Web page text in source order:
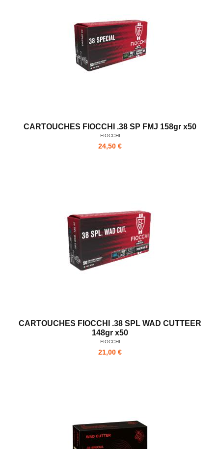
CARTOUCHES FIOCCHI .38 SP FMJ 158gr x50
FIOCCHI
24,50 €
CARTOUCHES FIOCCHI .38 SPL WAD CUTTEER
148gr x50
FIOCCHI
21,00 €